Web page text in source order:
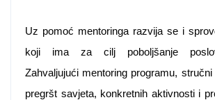
Uz pomoć mentoringa razvija se i
Zahvaljujući mentoring programu, stručni
pregršt savjeta, konkretnih aktivnosti i